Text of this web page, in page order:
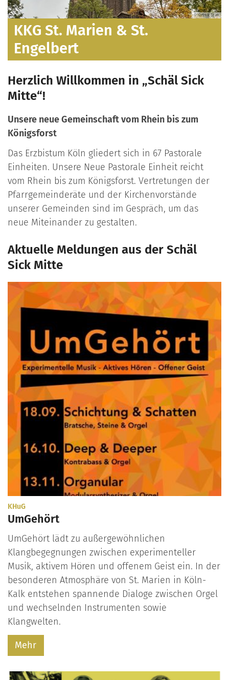
Gran
KKG Höhenberg & Vingst
Herzlich Willkommen in „Schäl Sick
Mitte“!
Unsere neue Gemeinschaft vom Rhein bis zum
Königsforst
Das Erzbistum Köln gliedert sich in 67 Pastorale
Einheiten. Unsere Neue Pastorale Einheit reicht
vom Rhein bis zum Königsforst. Vertretungen der
Pfarrgemeinderäte und der Kirchenvorstände
unserer Gemeinden sind im Gespräch, um das
neue Miteinander zu gestalten.
Aktuelle Meldungen aus der Schäl
Sick Mitte
KHuG:
UmGehört
UmGehört lädt zu außergewöhnlichen
Klangbegegnungen zwischen experimenteller
Musik, aktivem Hören und offenem Geist ein. In der
besonderen Atmosphäre von St. Marien in Köln-
Kalk entstehen spannende Dialoge zwischen Orgel
und wechselnden Instrumenten sowie
Klangwelten.
Mehr